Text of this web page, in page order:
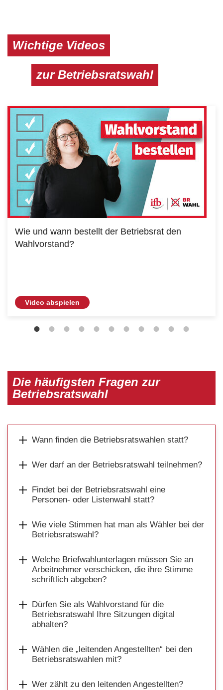
Wichtige Videos
zur Betriebsratswahl
Wie und wann bestellt der Betriebsrat den
Wahlvorstand?
Video abspielen
Die häufigsten Fragen zur
Betriebsratswahl
Wann finden die Betriebsratswahlen statt?
Wer darf an der Betriebsratswahl teilnehmen?
Findet bei der Betriebsratswahl eine
Personen- oder Listenwahl statt?
Wie viele Stimmen hat man als Wähler bei der
Betriebsratswahl?
Welche Briefwahlunterlagen müssen Sie an
Arbeitnehmer verschicken, die ihre Stimme
schriftlich abgeben?
Dürfen Sie als Wahlvorstand für die
Betriebsratswahl Ihre Sitzungen digital
abhalten?
Wählen die „leitenden Angestellten“ bei den
Betriebsratswahlen mit?
Wer zählt zu den leitenden Angestellten?